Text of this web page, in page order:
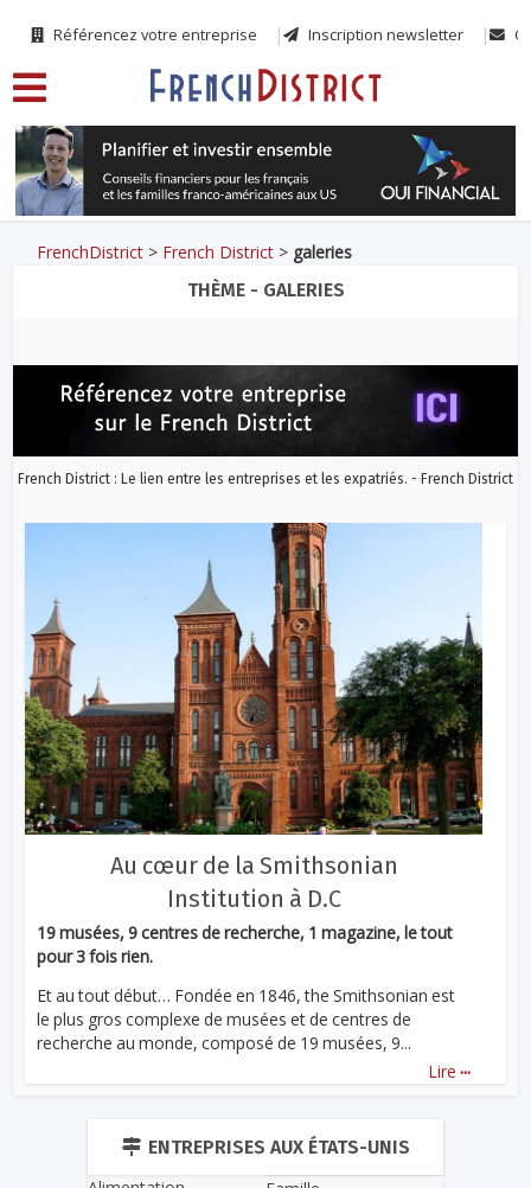
Référencez votre entreprise Inscription newsletter
FrenchDistrict > French District > galeries
THÈME - GALERIES
French District : Le lien entre les entreprises et les expatriés. - French District
Au cœur de la Smithsonian
Institution à D.C
19 musées, 9 centres de recherche, 1 magazine, le tout
pour 3 fois rien.
Et au tout début… Fondée en 1846, the Smithsonian est
le plus gros complexe de musées et de centres de
recherche au monde, composé de 19 musées, 9...
Lire ...
ENTREPRISES AUX ÉTATS-UNIS